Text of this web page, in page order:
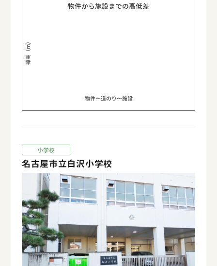
物件から施設までの高低差
標高（m）
物件〜道のり〜施設
小学校
名古屋市立白沢小学校